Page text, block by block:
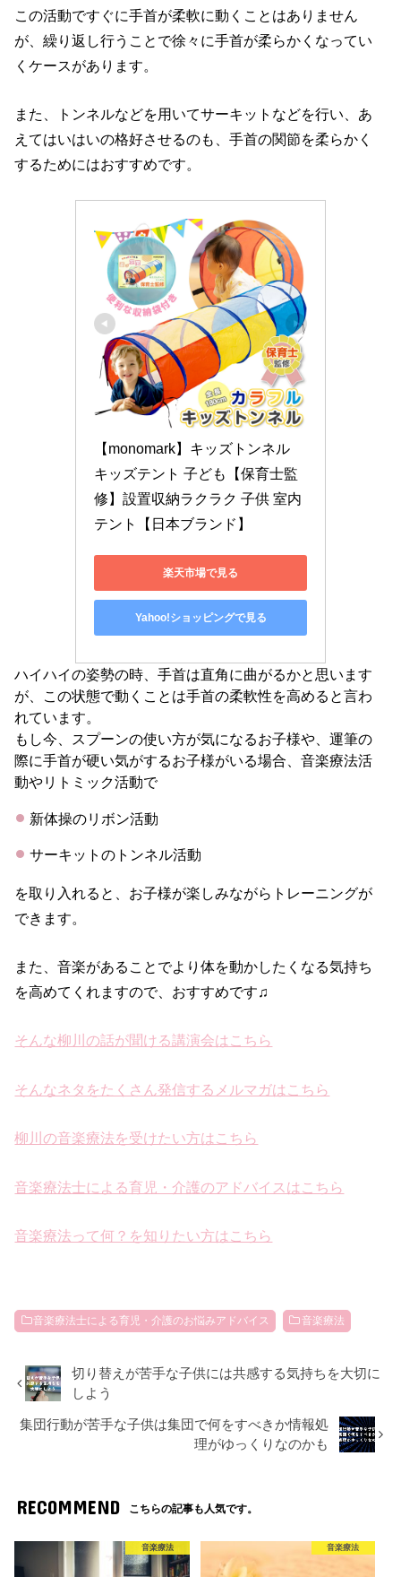
この活動ですぐに手首が柔軟に動くことはありません
が、繰り返し行うことで徐々に手首が柔らかくなってい
くケースがあります。
また、トンネルなどを用いてサーキットなどを行い、あ
えてはいはいの格好させるのも、手首の関節を柔らかく
するためにはおすすめです。
【monomark】キッズトンネル
キッズテント 子ども【保育士監
修】設置収納ラクラク 子供 室内
テント【日本ブランド】
楽天市場で見る
Yahoo!ショッピングで見る
ハイハイの姿勢の時、手首は直角に曲がるかと思います
が、この状態で動くことは手首の柔軟性を高めると言わ
れています。
もし今、スプーンの使い方が気になるお子様や、運筆の
際に手首が硬い気がするお子様がいる場合、音楽療法活
動やリトミック活動で
新体操のリボン活動
サーキットのトンネル活動
を取り入れると、お子様が楽しみながらトレーニングが
できます。
また、音楽があることでより体を動かしたくなる気持ち
を高めてくれますので、おすすめです♫
そんな柳川の話が聞ける講演会はこちら
そんなネタをたくさん発信するメルマガはこちら
柳川の音楽療法を受けたい方はこちら
音楽療法士による育児・介護のアドバイスはこちら
音楽療法って何？を知りたい方はこちら
音楽療法士による育児・介護のお悩みアドバイス 音楽療法
切り替えが苦手な子供には共感する気持ちを大切に
しよう
集団行動が苦手な子供は集団で何をすべきか情報処
理がゆっくりなのかも
RECOMMEND こちらの記事も人気です。
音楽療法 音楽療法